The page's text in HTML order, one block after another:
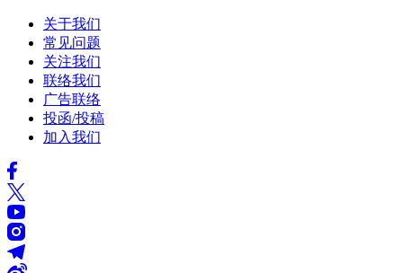
关于我们
常见问题
关注我们
联络我们
广告联络
投函/投稿
加入我们